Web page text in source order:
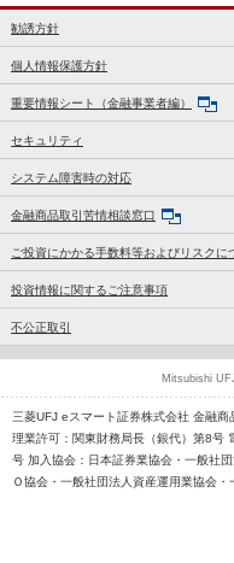
勧誘方針
個人情報保護方針
重要情報シート（金融事業者編）
セキュリティ
システム障害時の対応
金融商品取引苦情相談窓口
ご投資にかかる手数料等およびリスクに
投資情報に関するご注意事項
不公正取引
三菱UFJ eスマート証券株式会社 金融
理業許可：関東財務局長（銀代）第8号
号 加入協会：日本証券業協会・一般社
Ｏ協会・一般社団法人資産運用業協会
Mitsubishi